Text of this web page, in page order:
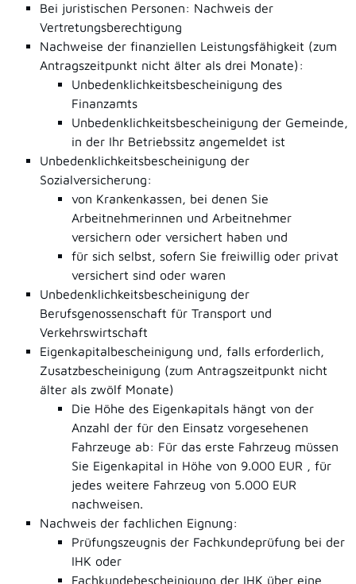
Bei juristischen Personen: Nachweis der
Vertretungsberechtigung
Nachweise der finanziellen Leistungsfähigkeit (zum
Antragszeitpunkt nicht älter als drei Monate):
Unbedenklichkeitsbescheinigung des
Finanzamts
Unbedenklichkeitsbescheinigung der Gemeinde,
in der Ihr Betriebssitz angemeldet ist
Unbedenklichkeitsbescheinigung der
Sozialversicherung:
von Krankenkassen, bei denen Sie
Arbeitnehmerinnen und Arbeitnehmer
versichern oder versichert haben und
für sich selbst, sofern Sie freiwillig oder privat
versichert sind oder waren
Unbedenklichkeitsbescheinigung der
Berufsgenossenschaft für Transport und
Verkehrswirtschaft
Eigenkapitalbescheinigung und, falls erforderlich,
Zusatzbescheinigung (zum Antragszeitpunkt nicht
älter als zwölf Monate)
Die Höhe des Eigenkapitals hängt von der
Anzahl der für den Einsatz vorgesehenen
Fahrzeuge ab: Für das erste Fahrzeug müssen
Sie Eigenkapital in Höhe von 9.000 EUR , für
jedes weitere Fahrzeug von 5.000 EUR
nachweisen.
Nachweis der fachlichen Eignung:
Prüfungszeugnis der Fachkundeprüfung bei der
IHK oder
Fachkundebescheinigung der IHK über eine